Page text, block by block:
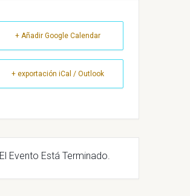
+ Añadir Google Calendar
+ exportación iCal / Outlook
El Evento Está Terminado.